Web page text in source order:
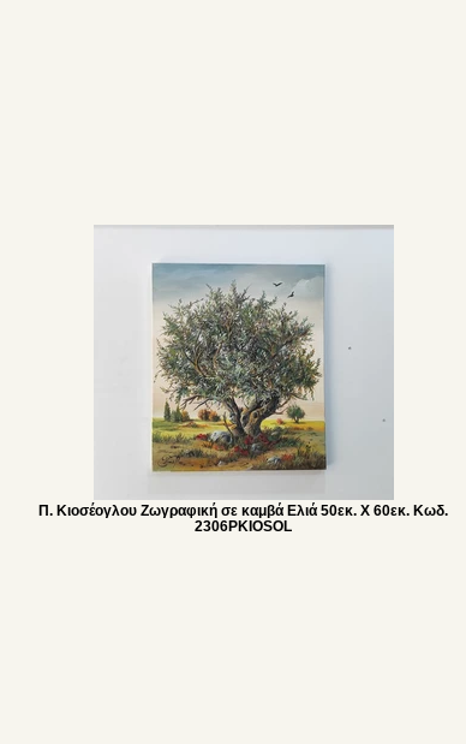
Π. Κιοσέογλου Ζωγραφική σε καμβά Ελιά 50εκ. Χ 60εκ. Κωδ.
2306PKIOSOL